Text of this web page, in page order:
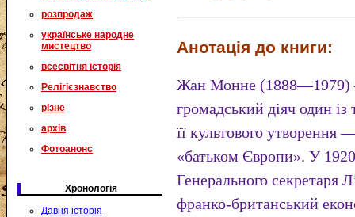
розпродаж
українське народне
мистецтво
всесвітня історія
Релігієзнавство
різне
архів
Фотоанонс
Хронологія
Давня історія
Анотація до книги:
Жан Монне (1888—1979)
громадський діяч один із
її культового
«батьком Європи». У
Генерального секретаря
франко-британський